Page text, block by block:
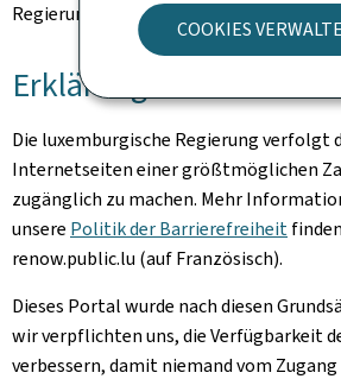
COOKIES
Regierung des Großherzogtums
Erklärung zur
Die luxemburgische Regierung verfolgt
Internetseiten einer größtmöglichen
zugänglich zu machen. Mehr
unsere Politik der Barrierefreiheit
renow.public.lu (auf Französisch).
Dieses Portal wurde nach diesen
wir verpflichten uns, die Verfügbarkeit
verbessern, damit niemand vom